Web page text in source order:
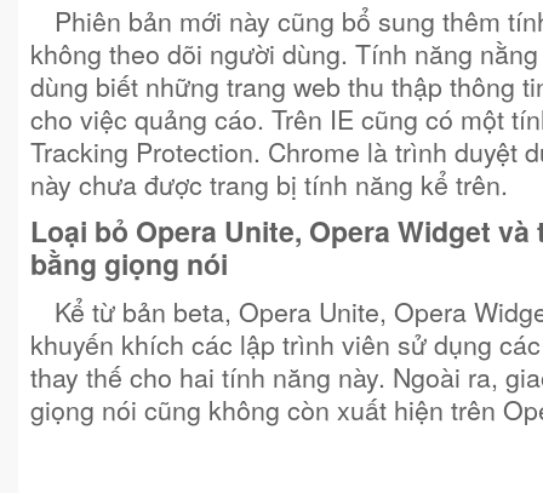
Phiên bản mới này cũng bổ sung thêm
không theo dõi người dùng. Tính năng
dùng biết những trang web thu thập thông
cho việc quảng cáo. Trên IE cũng có một
Tracking Protection. Chrome là trình duyệt
này chưa được trang bị tính năng kể trên.
Loại bỏ Opera Unite, Opera Widget
bằng giọng nói
Kể từ bản beta, Opera Unite, Opera
khuyến khích các lập trình viên sử dụng
thay thế cho hai tính năng này. Ngoài ra,
giọng nói cũng không còn xuất hiện trên